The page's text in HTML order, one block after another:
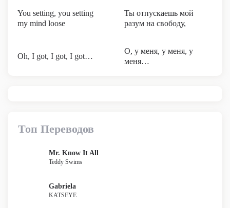
You setting, you setting
my mind loose
Ты отпускаешь мой
разум на свободу,
Oh, I got, I got, I got…
О, у меня, у меня, у
меня…
Топ Переводов
Mr. Know It All
Teddy Swims
Gabriela
KATSEYE